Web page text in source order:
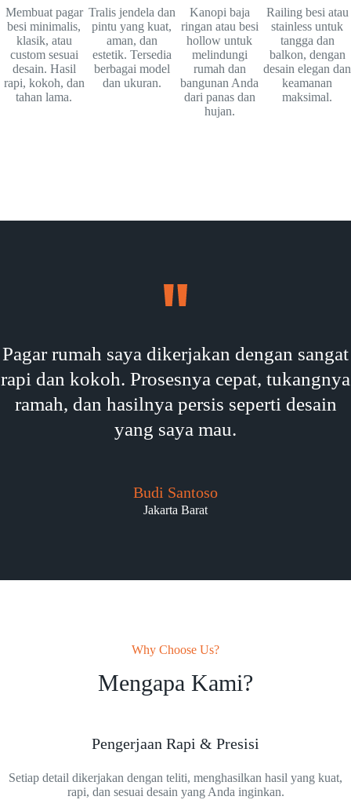
Membuat pagar
besi minimalis,
klasik, atau
custom sesuai
desain. Hasil
rapi, kokoh, dan
tahan lama.
Tralis jendela dan
pintu yang kuat,
aman, dan
estetik. Tersedia
berbagai model
dan ukuran.
Kanopi baja
ringan atau besi
hollow untuk
melindungi
rumah dan
bangunan Anda
dari panas dan
hujan.
Railing besi atau
stainless untuk
tangga dan
balkon, dengan
desain elegan dan
keamanan
maksimal.
Pagar rumah saya dikerjakan dengan sangat
rapi dan kokoh. Prosesnya cepat, tukangnya
ramah, dan hasilnya persis seperti desain
yang saya mau.
Budi Santoso
Jakarta Barat
Why Choose Us?
Mengapa Kami?
Pengerjaan Rapi & Presisi
Setiap detail dikerjakan dengan teliti, menghasilkan hasil yang kuat,
rapi, dan sesuai desain yang Anda inginkan.